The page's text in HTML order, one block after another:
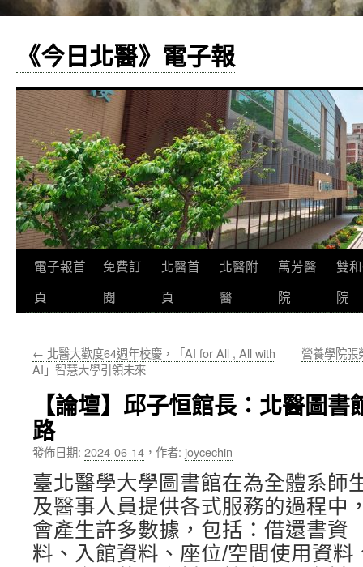
《今日北醫》電子報
跳
至
要
容
電子報首
頁
免費訂
閱
北醫首
頁
北醫附
醫
萬芳醫
院
雙
院
← 北醫大歡度64週年校慶，「AI for All , All with
AI」智慧大學引領未來
營養學院張
【論壇】邱子恒館長：北醫圖
路
發佈日期: 2024-06-14 ， 作者: joycechin
臺北醫學大學圖書館在為全體系師
及醫事人員提供各式服務的過程中
會產生許多數據，包括：借還書資
料、入館資料、座位/空間使用資料